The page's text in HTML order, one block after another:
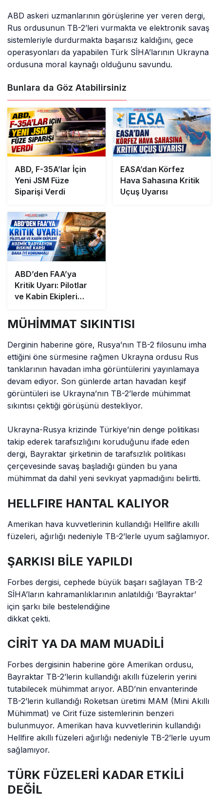
ABD askeri uzmanlarının görüşlerine yer veren dergi,
Rus ordusunun TB-2’leri vurmakta ve elektronik savaş
sistemleriyle durdurmakta başarısız kaldığını, gece
operasyonları da yapabilen Türk SİHA’larının Ukrayna
ordusuna moral kaynağı olduğunu savundu.
Bunlara da Göz Atabilirsiniz
ABD, F-35A’lar İçin
Yeni JSM Füze
Siparişi Verdi
EASA’dan Körfez
Hava Sahasına Kritik
Uçuş Uyarısı
ABD’den FAA’ya
Kritik Uyarı: Pilotlar
ve Kabin Ekipleri
Riskine Karşı Daha İyi
Korunmalı
MÜHİMMAT SIKINTISI
Derginin haberine göre, Rusya’nın TB-2 filosunu imha
ettiğini öne sürmesine rağmen Ukrayna ordusu Rus
tanklarının havadan imha görüntülerini yayınlamaya
devam ediyor. Son günlerde artan havadan keşif
görüntüleri ise Ukrayna’nın TB-2’lerde mühimmat
sıkıntısı çektiği görüşünü destekliyor.
Ukrayna-Rusya krizinde Türkiye’nin denge politikası
takip ederek tarafsızlığını koruduğunu ifade eden
dergi, Bayraktar şirketinin de tarafsızlık politikası
çerçevesinde savaş başladığı günden bu yana
mühimmat da dahil yeni sevkıyat yapmadığını belirtti.
HELLFIRE HANTAL KALIYOR
Amerikan hava kuvvetlerinin kullandığı Hellfire akıllı
füzeleri, ağırlığı nedeniyle TB-2’lerle uyum sağlamıyor.
ŞARKISI BİLE YAPILDI
Forbes dergisi, cephede büyük başarı sağlayan TB-2
SİHA’ların kahramanlıklarının anlatıldığı ‘Bayraktar’
için şarkı bile bestelendiğine
dikkat çekti.
CİRİT YA DA MAM MUADİLİ
Forbes dergisinin haberine göre Amerikan ordusu,
Bayraktar TB-2’lerin kullandığı akıllı füzelerin yerini
tutabilecek mühimmat arıyor. ABD’nin envanterinde
TB-2’lerin kullandığı Roketsan üretimi MAM (Mini Akıllı
Mühimmat) ve Cirit füze sistemlerinin benzeri
bulunmuyor. Amerikan hava kuvvetlerinin kullandığı
Hellfire akıllı füzeleri ağırlığı nedeniyle TB-2’lerle uyum
sağlamıyor.
TÜRK FÜZELERİ KADAR ETKİLİ
DEĞİL